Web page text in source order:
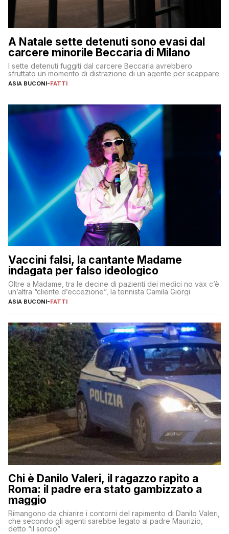
A Natale sette detenuti sono evasi dal
carcere minorile Beccaria di Milano
I sette detenuti fuggiti dal carcere Beccaria avrebbero
sfruttato un momento di distrazione di un agente per scappare
ASIA BUCONI-FATTI
Vaccini falsi, la cantante Madame
indagata per falso ideologico
Oltre a Madame, tra le decine di pazienti dei medici no vax c’è
un’altra “cliente d’eccezione”, la tennista Camila Giorgi
ASIA BUCONI-FATTI
Chi è Danilo Valeri, il ragazzo rapito a
Roma: il padre era stato gambizzato a
maggio
Rimangono da chiarire i contorni del rapimento di Danilo Valeri,
che secondo gli agenti sarebbe legato al padre Maurizio,
detto “il sorcio”